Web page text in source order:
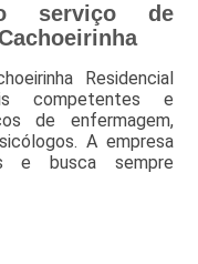
serviço de
Residencial
competentes e
de enfermagem,
A empresa
e busca sempre